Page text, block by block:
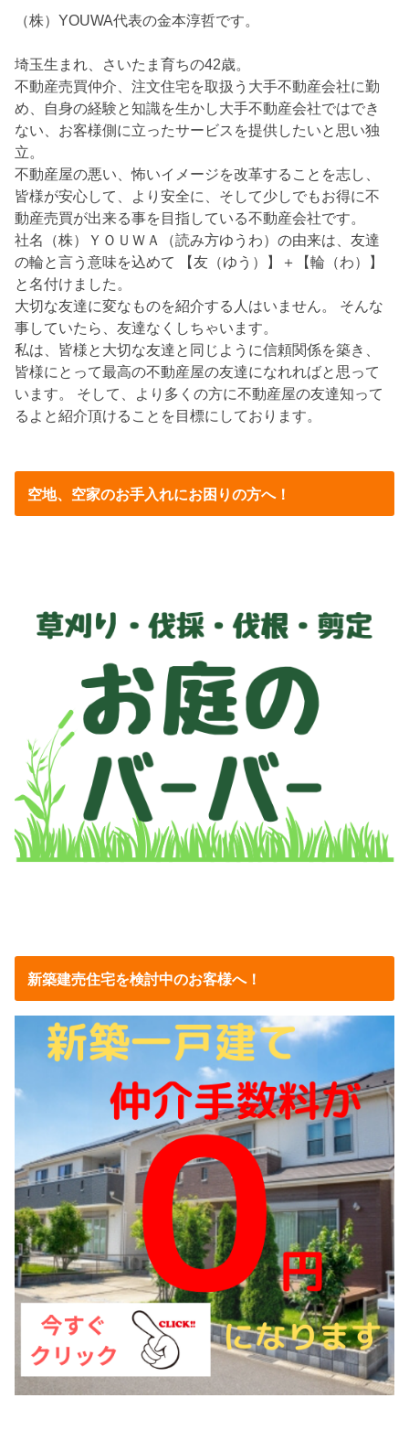
（株）YOUWA代表の金本淳哲です。
埼玉生まれ、さいたま育ちの42歳。
不動産売買仲介、注文住宅を取扱う大手不動産会社に勤
め、自身の経験と知識を生かし大手不動産会社ではでき
ない、お客様側に立ったサービスを提供したいと思い独
立。
不動産屋の悪い、怖いイメージを改革することを志し、
皆様が安心して、より安全に、そして少しでもお得に不
動産売買が出来る事を目指している不動産会社です。
社名（株）ＹＯＵＷＡ（読み方ゆうわ）の由来は、友達
の輪と言う意味を込めて 【友（ゆう）】＋【輪（わ）】
と名付けました。
大切な友達に変なものを紹介する人はいません。 そんな
事していたら、友達なくしちゃいます。
私は、皆様と大切な友達と同じように信頼関係を築き、
皆様にとって最高の不動産屋の友達になれればと思って
います。 そして、より多くの方に不動産屋の友達知って
るよと紹介頂けることを目標にしております。
空地、空家のお手入れにお困りの方へ！
新築建売住宅を検討中のお客様へ！